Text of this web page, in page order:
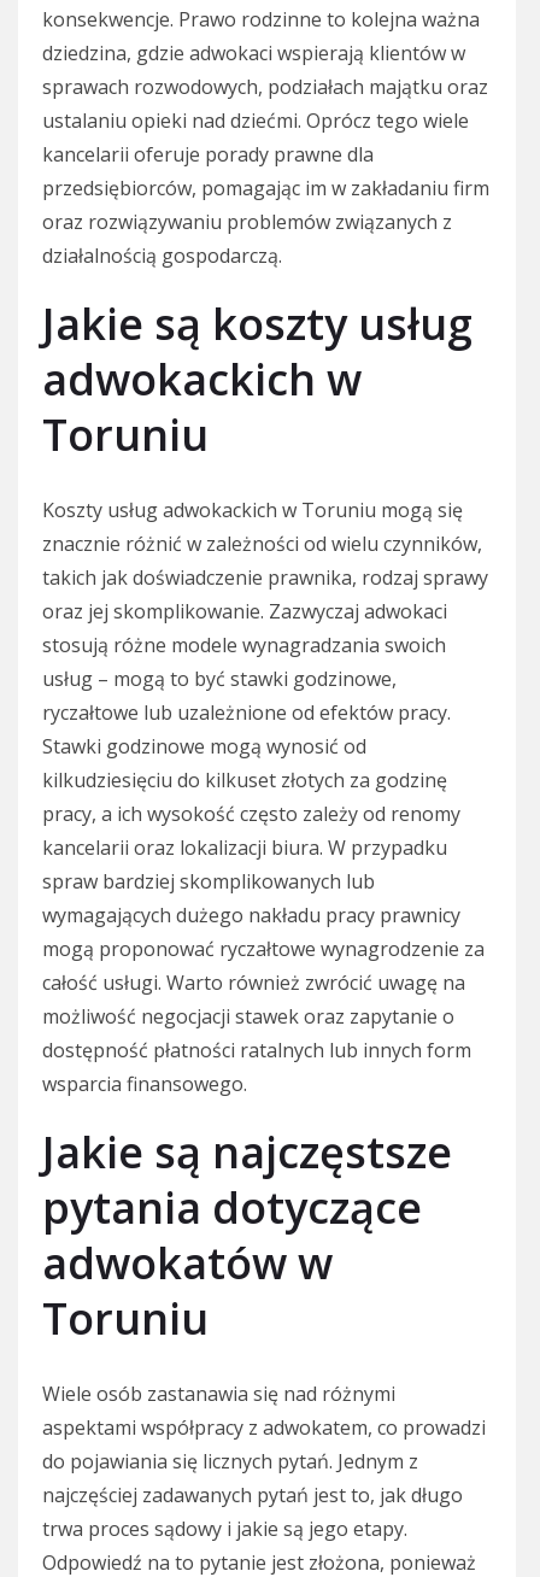
konsekwencje. Prawo rodzinne to kolejna ważna
dziedzina, gdzie adwokaci wspierają klientów w
sprawach rozwodowych, podziałach majątku oraz
ustalaniu opieki nad dziećmi. Oprócz tego wiele
kancelarii oferuje porady prawne dla
przedsiębiorców, pomagając im w zakładaniu firm
oraz rozwiązywaniu problemów związanych z
działalnością gospodarczą.
Jakie są koszty usług
adwokackich w
Toruniu
Koszty usług adwokackich w Toruniu mogą się
znacznie różnić w zależności od wielu czynników,
takich jak doświadczenie prawnika, rodzaj sprawy
oraz jej skomplikowanie. Zazwyczaj adwokaci
stosują różne modele wynagradzania swoich
usług – mogą to być stawki godzinowe,
ryczałtowe lub uzależnione od efektów pracy.
Stawki godzinowe mogą wynosić od
kilkudziesięciu do kilkuset złotych za godzinę
pracy, a ich wysokość często zależy od renomy
kancelarii oraz lokalizacji biura. W przypadku
spraw bardziej skomplikowanych lub
wymagających dużego nakładu pracy prawnicy
mogą proponować ryczałtowe wynagrodzenie za
całość usługi. Warto również zwrócić uwagę na
możliwość negocjacji stawek oraz zapytanie o
dostępność płatności ratalnych lub innych form
wsparcia finansowego.
Jakie są najczęstsze
pytania dotyczące
adwokatów w
Toruniu
Wiele osób zastanawia się nad różnymi
aspektami współpracy z adwokatem, co prowadzi
do pojawiania się licznych pytań. Jednym z
najczęściej zadawanych pytań jest to, jak długo
trwa proces sądowy i jakie są jego etapy.
Odpowiedź na to pytanie jest złożona, ponieważ